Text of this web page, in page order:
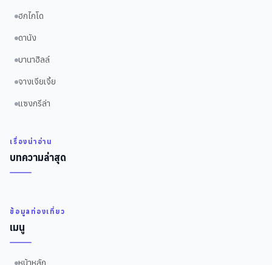
ฮกไกโด
ดานัง
บานาฮิลล์
จางเจียเจี้ย
แซงกรีล่า
เรื่องน่าอ่าน
บทความล่าสุด
ข้อมูลท่องเที่ยว
เมนู
หน้าหลัก